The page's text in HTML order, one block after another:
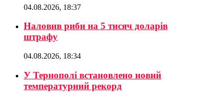
04.08.2026, 18:37
Наловив риби на 5 тисяч доларів
штрафу
04.08.2026, 18:34
У Тернополі встановлено новий
температурний рекорд